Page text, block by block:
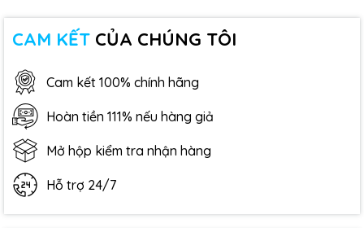
CAM KẾT CỦA CHÚNG TÔI
Cam kết 100% chính hãng
Hoàn tiền 111% nếu hàng giả
Mở hộp kiểm tra nhận hàng
Hỗ trợ 24/7